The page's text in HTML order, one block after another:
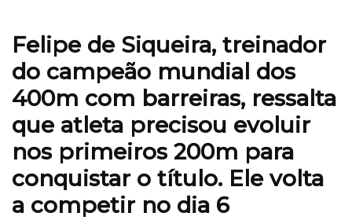
Felipe de Siqueira, treinador
do campeão mundial dos
400m com barreiras, ressalta
que atleta precisou evoluir
nos primeiros 200m para
conquistar o título. Ele volta
a competir no dia 6